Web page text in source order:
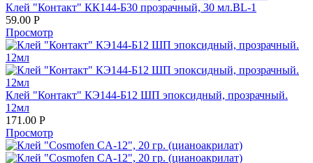
Клей "Контакт" КК144-Б30 прозрачный, 30 мл.BL-1
59.00 Р
Просмотр
Клей "Контакт" КЭ144-Б12 ШП эпоксидный, прозрачный.
12мл
171.00 Р
Просмотр